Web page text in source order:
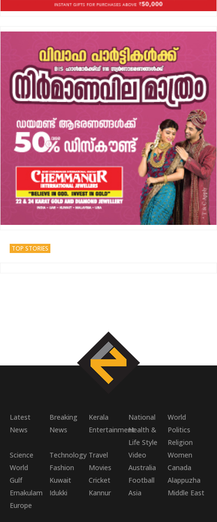
TOP STORIES
Latest
News
Breaking
News
Kerala National
World
EntertainmentHealth &
Life Style
Politics
Religion
Science
World
Technology Travel Video
Women
Fashion
Movies Australia
Canada
Gulf
Kuwait Cricket Football
Alappuzha
Ernakulam
Idukki Kannur Asia
Middle East
Europe